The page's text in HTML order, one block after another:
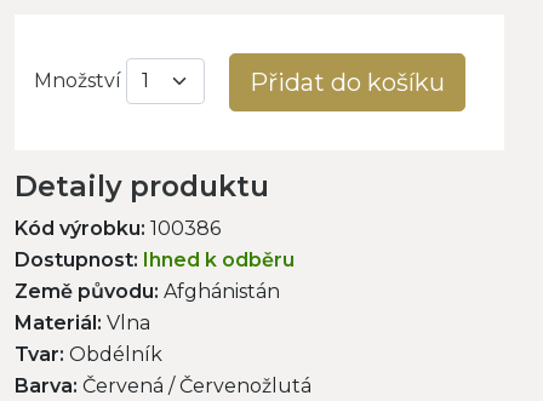
Množství Přidat do košíku
Detaily produktu
Kód výrobku: 100386
Dostupnost: Ihned k odběru
Země původu: Afghánistán
Materiál: Vlna
Tvar: Obdélník
Barva: Červená / Červenožlutá